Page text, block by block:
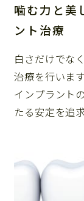
噛む力と美
ント治療
白さだけでな
治療を行います
インプラント
たる安定を追